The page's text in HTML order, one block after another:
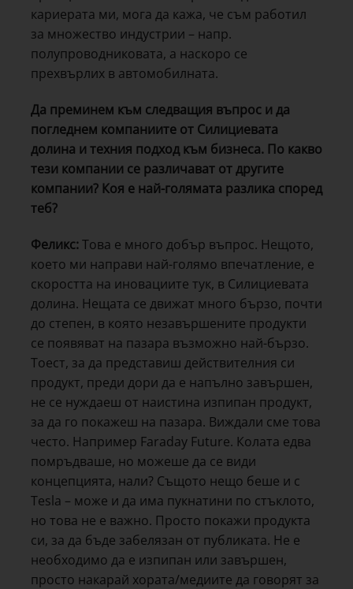
кариерата ми, мога да кажа, че съм работил
за множество индустрии – напр.
полупроводниковата, а наскоро се
прехвърлих в автомобилната.
Да преминем към следващия въпрос и да
погледнем компаниите от Силициевата
долина и техния подход към бизнеса. По какво
тези компании се различават от другите
компании? Коя е най-голямата разлика според
теб?
Феликс:Това е много добър въпрос. Нещото,
което ми направи най-голямо впечатление, е
скоростта на иновациите тук, в Силициевата
долина. Нещата се движат много бързо, почти
до степен, в която незавършените продукти
се появяват на пазара възможно най-бързо.
Тоест, за да представиш действителния си
продукт, преди дори да е напълно завършен,
не се нуждаеш от наистина изпипан продукт,
за да го покажеш на пазара. Виждали сме това
често. Например Faraday Future. Колата едва
помръдваше, но можеше да се види
концепцията, нали? Същото нещо беше и с
Tesla – може и да има пукнатини по стъклото,
но това не е важно. Просто покажи продукта
си, за да бъде забелязан от публиката. Не е
необходимо да е изпипан или завършен,
просто накарай хората/медиите да говорят за